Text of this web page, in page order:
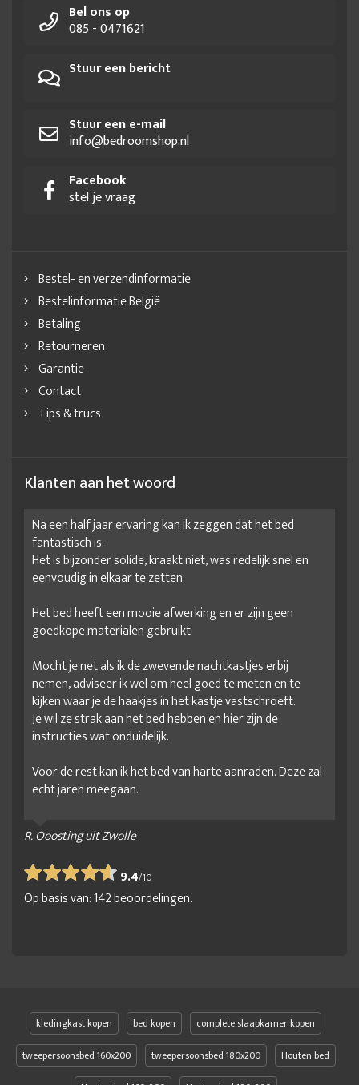
Bel ons op
085 - 0471621
Stuur een bericht
Stuur een e-mail
info@bedroomshop.nl
Facebook
stel je vraag
Bestel- en verzendinformatie
Bestelinformatie België
Betaling
Retourneren
Garantie
Contact
Tips & trucs
Klanten aan het woord
Na een half jaar ervaring kan ik zeggen dat het bed
fantastisch is.
Het is bijzonder solide, kraakt niet, was redelijk snel en
eenvoudig in elkaar te zetten.
Het bed heeft een mooie afwerking en er zijn geen
goedkope materialen gebruikt.
Mocht je net als ik de zwevende nachtkastjes erbij
nemen, adviseer ik wel om heel goed te meten en te
kijken waar je de haakjes in het kastje vastschroeft.
Je wil ze strak aan het bed hebben en hier zijn de
instructies wat onduidelijk.
Voor de rest kan ik het bed van harte aanraden. Deze zal
echt jaren meegaan.
R. Ooosting uit Zwolle
9.4/10
Op basis van:142beoordelingen.
kledingkast kopen bed kopen
complete slaapkamer kopen
tweepersoonsbed 160x200
tweepersoonsbed 180x200
Houten bed